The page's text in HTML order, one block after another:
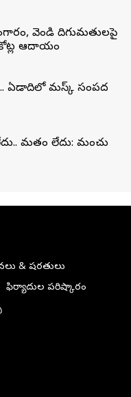
వెండి దిగుమతులపై
కోట్ల ఆదాయం
ఏడాదిలో మస్క్ సంపద
మతం లేదు: మంచు
& షరతులు
ఫిర్యాదుల పరిష్కారం